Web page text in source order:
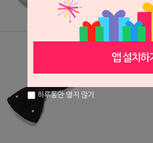
(02049) 땡땡이
18,000원
하루동안 열지 않기